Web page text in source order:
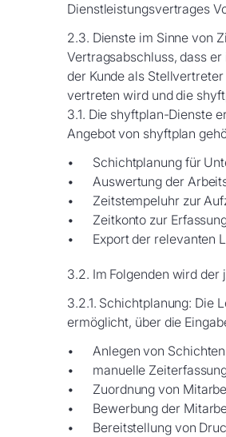
Dienstleistungsvertrages
2.3. Dienste im Sinne von
Vertragsabschluss, dass
der Kunde als
vertreten wird und die
3.1. Die shyftplan-Dienste
Angebot von shyftplan
Schichtplanung für
Auswertung der
Zeitstempeluhr zur
Zeitkonto zur
Export der relevanten
3.2. Im Folgenden wird
3.2.1. Schichtplanung: Die
ermöglicht, über die
Anlegen von
manuelle
Zuordnung von
Bewerbung der
Bereitstellung von